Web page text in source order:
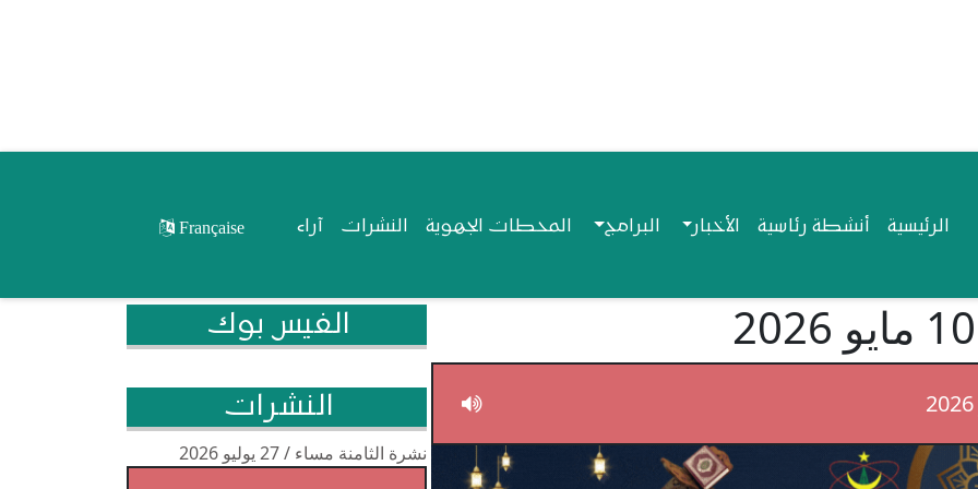
Navigationالرئيسية أنشطة رئاسية الأخبار البرامج المحطات الجهوية النشرات آراء Française
الفيس بوك
النشرات
نشرة الثامنة مساء / 27 يوليو 2026